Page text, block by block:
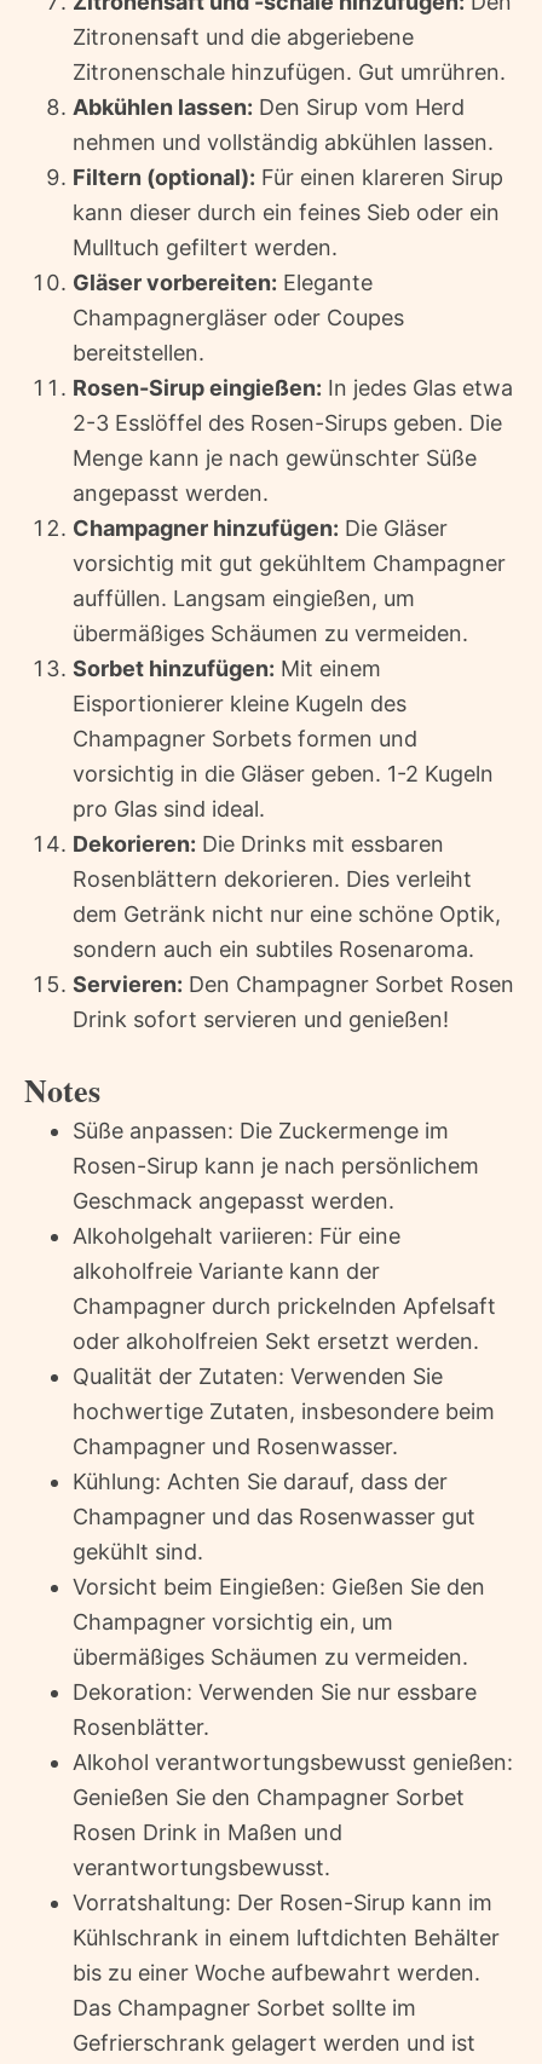
Zitronensaft und die abgeriebene
Zitronenschale hinzufügen. Gut umrühren.
Abkühlen lassen: Den Sirup vom Herd
nehmen und vollständig abkühlen lassen.
Filtern (optional): Für einen klareren Sirup
kann dieser durch ein feines Sieb oder ein
Mulltuch gefiltert werden.
Gläser vorbereiten: Elegante
Champagnergläser oder Coupes
bereitstellen.
Rosen-Sirup eingießen: In jedes Glas etwa
2-3 Esslöffel des Rosen-Sirups geben. Die
Menge kann je nach gewünschter Süße
angepasst werden.
Champagner hinzufügen: Die Gläser
vorsichtig mit gut gekühltem Champagner
auffüllen. Langsam eingießen, um
übermäßiges Schäumen zu vermeiden.
Sorbet hinzufügen: Mit einem
Eisportionierer kleine Kugeln des
Champagner Sorbets formen und
vorsichtig in die Gläser geben. 1-2 Kugeln
pro Glas sind ideal.
Dekorieren: Die Drinks mit essbaren
Rosenblättern dekorieren. Dies verleiht
dem Getränk nicht nur eine schöne Optik,
sondern auch ein subtiles Rosenaroma.
Servieren: Den Champagner Sorbet Rosen
Drink sofort servieren und genießen!
Notes
Süße anpassen: Die Zuckermenge im
Rosen-Sirup kann je nach persönlichem
Geschmack angepasst werden.
Alkoholgehalt variieren: Für eine
alkoholfreie Variante kann der
Champagner durch prickelnden Apfelsaft
oder alkoholfreien Sekt ersetzt werden.
Qualität der Zutaten: Verwenden Sie
hochwertige Zutaten, insbesondere beim
Champagner und Rosenwasser.
Kühlung: Achten Sie darauf, dass der
Champagner und das Rosenwasser gut
gekühlt sind.
Vorsicht beim Eingießen: Gießen Sie den
Champagner vorsichtig ein, um
übermäßiges Schäumen zu vermeiden.
Dekoration: Verwenden Sie nur essbare
Rosenblätter.
Alkohol verantwortungsbewusst genießen:
Genießen Sie den Champagner Sorbet
Rosen Drink in Maßen und
verantwortungsbewusst.
Vorratshaltung: Der Rosen-Sirup kann im
Kühlschrank in einem luftdichten Behälter
bis zu einer Woche aufbewahrt werden.
Das Champagner Sorbet sollte im
Gefrierschrank gelagert werden und ist